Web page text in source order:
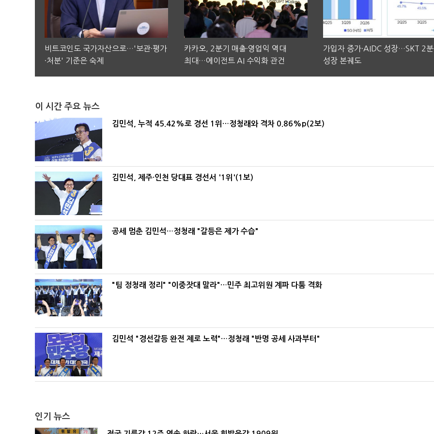
비트코인도 국가자산으로…'보관·평가
·처분' 기준은 숙제
카카오, 2분기 매출·영업익 역대
최대…에이전트 AI 수익화 관건
가입자 증가·AIDC 성장…SKT 2
성장 본궤도
이 시간 주요 뉴스
김민석, 누적 45.42%로 경선 1위…정청래와 격차 0.86%p(2보)
김민석, 제주·인천 당대표 경선서 '1위'(1보)
공세 멈춘 김민석…정청래 "갈등은 제가 수습"
"팀 정청래 정리" "이중잣대 말라"…민주 최고위원 계파 다툼 격화
김민석 "경선갈등 완전 제로 노력"…정청래 "반명 공세 사과부터"
인기 뉴스